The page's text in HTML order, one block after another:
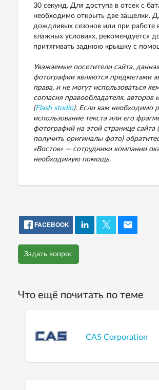
30 секунд. Для доступа в отсек с
необходимо открыть две защелки.
дождливых сезонов или при работе
влажных условиях, рекомендуется
притягивать заднюю крышку с
Уважаемые посетители сайта,
фотографии являются предметами
права, и не могут использоваться
согласия правообладателя, авторов
(Flash studio). Если вам необходимо
использование текста или его
фотографий на этой странице сайта
получить оригиналы фото)
«Восток» — сотрудники компании
необходимую помощь.
FACEBOOK
Задать вопрос
Что ещё почитать по теме
CAS Corporation